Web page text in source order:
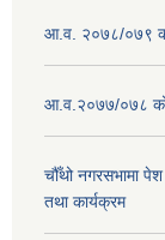
आ.व. २०७८/०७९
आ.व.२०७७/०७८ को
चौँथो नगरसभामा
तथा कार्यक्रम